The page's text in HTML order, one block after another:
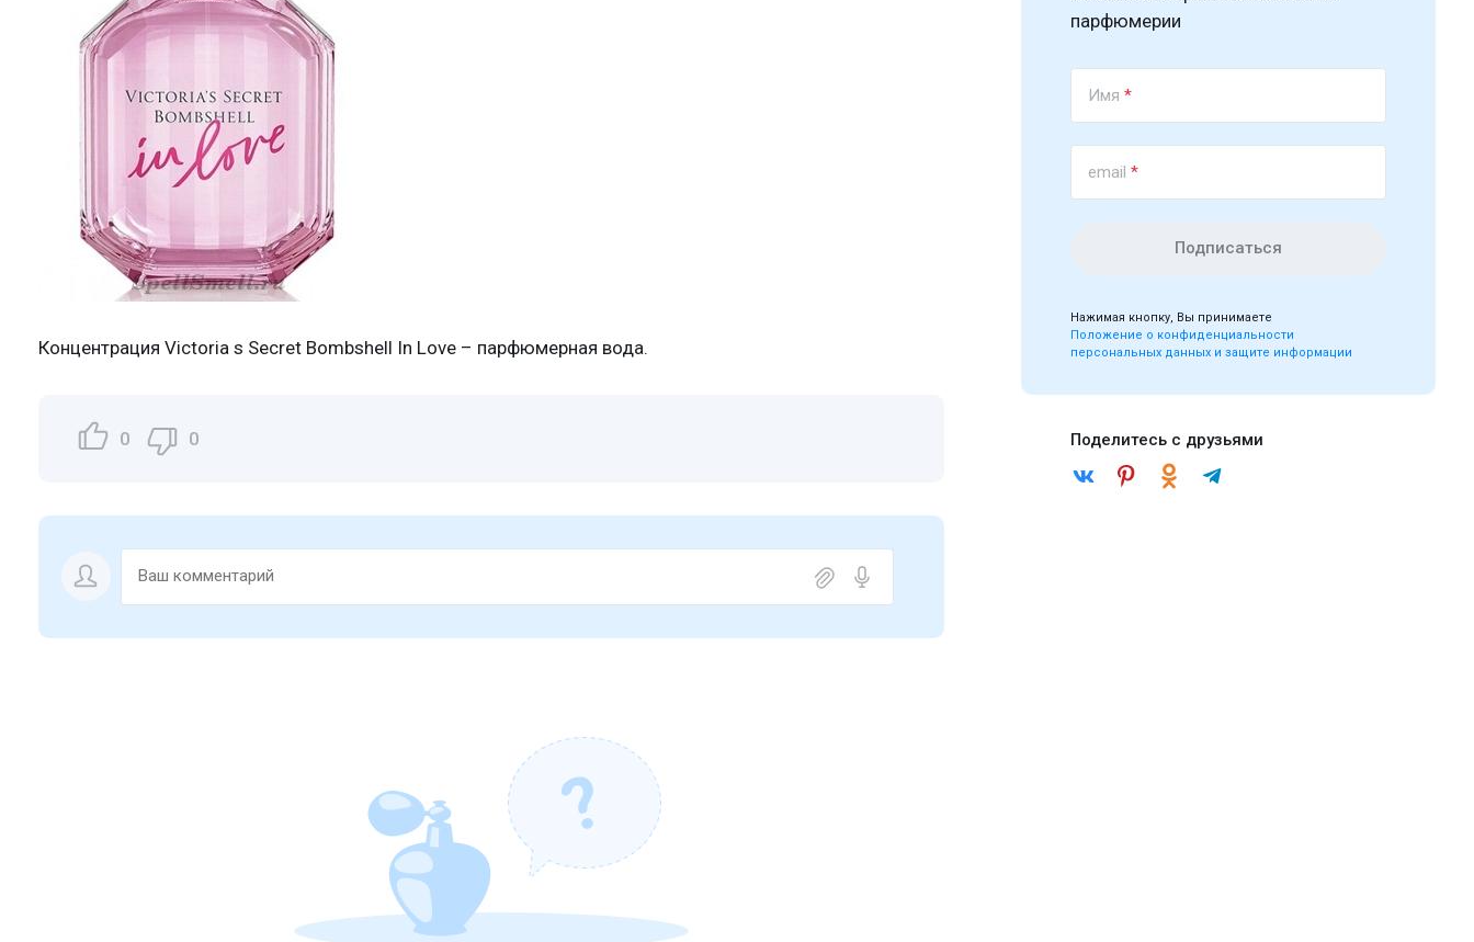
Концентрация Victoria s Secret Bombshell In Love – парфюмерная вода.
0 0
парфюмерии
Имя *
email *
Подписаться
Нажимая кнопку, Вы принимаете
Положение о конфиденциальности
персональных данных и защите информации
Поделитесь с друзьями